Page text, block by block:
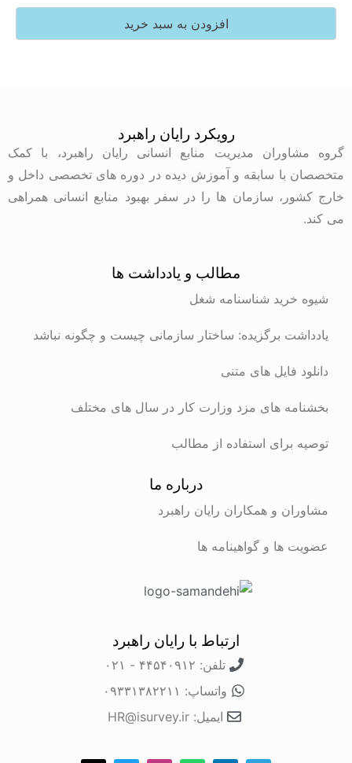
افزودن به سبد خرید
رویکرد رایان راهبرد
گروه مشاوران مدیریت منابع انسانی رایان راهبرد، با کمک
متخصصان با سابقه و آموزش دیده در دوره های تخصصی داخل و
خارج کشور، سازمان ها را در سفر بهبود منابع انسانی همراهی
می کند.
مطالب و یادداشت ها
شیوه خرید شناسنامه شغل
یادداشت برگزیده: ساختار سازمانی چیست و چگونه نباشد
دانلود فایل های متنی
بخشنامه های مزد وزارت کار در سال های مختلف
توصیه برای استفاده از مطالب
درباره ما
مشاوران و همکاران رایان راهبرد
عضویت ها و گواهینامه ها
ارتباط با رایان راهبرد
تلفن: ۴۴۵۴۰۹۱۲ - ۰۲۱
واتساپ: ۰۹۳۳۱۳۸۲۲۱۱
ایمیل: HR@isurvey.ir